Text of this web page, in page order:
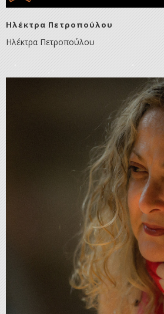
Ηλέκτρα Πετροπούλου
Ηλέκτρα Πετροπούλου